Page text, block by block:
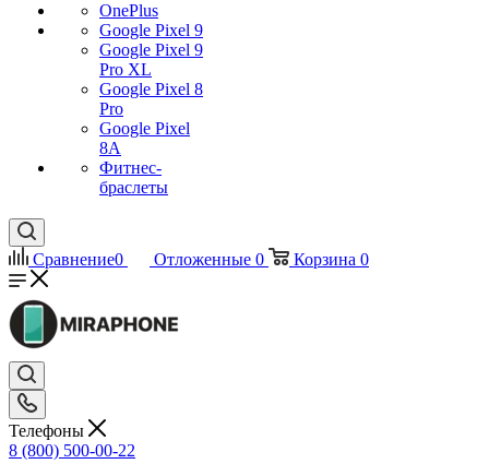
OnePlus
Google Pixel 9
Google Pixel 9
Pro XL
Google Pixel 8
Pro
Google Pixel
8A
Фитнес-
браслеты
Сравнение0 Отложенные 0 Корзина 0
Телефоны
8 (800) 500-00-22